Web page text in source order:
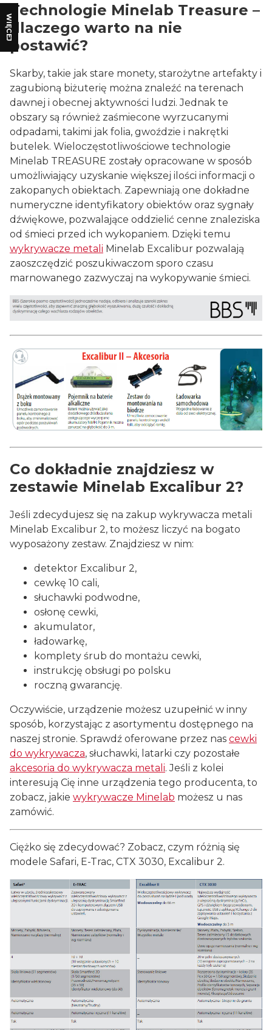
WIĘCEJ
Technologie Minelab Treasure –
dlaczego warto na nie
postawić?
Skarby, takie jak stare monety, starożytne artefakty i
zagubioną biżuterię można znaleźć na terenach
dawnej i obecnej aktywności ludzi. Jednak te
obszary są również zaśmiecone wyrzucanymi
odpadami, takimi jak folia, gwoździe i nakrętki
butelek. Wieloczęstotliwościowe technologie
Minelab TREASURE zostały opracowane w sposób
umożliwiający uzyskanie większej ilości informacji o
zakopanych obiektach. Zapewniają one dokładne
numeryczne identyfikatory obiektów oraz sygnały
dźwiękowe, pozwalające oddzielić cenne znaleziska
od śmieci przed ich wykopaniem. Dzięki temu
wykrywacze metali Minelab Excalibur pozwalają
zaoszczędzić poszukiwaczom sporo czasu
marnowanego zazwyczaj na wykopywanie śmieci.
Co dokładnie znajdziesz w
zestawie Minelab Excalibur 2?
Jeśli zdecydujesz się na zakup wykrywacza metali
Minelab Excalibur 2, to możesz liczyć na bogato
wyposażony zestaw. Znajdziesz w nim:
detektor Excalibur 2,
cewkę 10 cali,
słuchawki podwodne,
osłonę cewki,
akumulator,
ładowarkę,
komplety śrub do montażu cewki,
instrukcję obsługi po polsku
roczną gwarancję.
Oczywiście, urządzenie możesz uzupełnić w inny
sposób, korzystając z asortymentu dostępnego na
naszej stronie. Sprawdź oferowane przez nas cewki
do wykrywacza, słuchawki, latarki czy pozostałe
akcesoria do wykrywacza metali. Jeśli z kolei
interesują Cię inne urządzenia tego producenta, to
zobacz, jakie wykrywacze Minelab możesz u nas
zamówić.
Ciężko się zdecydować? Zobacz, czym różnią się
modele Safari, E-Trac, CTX 3030, Excalibur 2.